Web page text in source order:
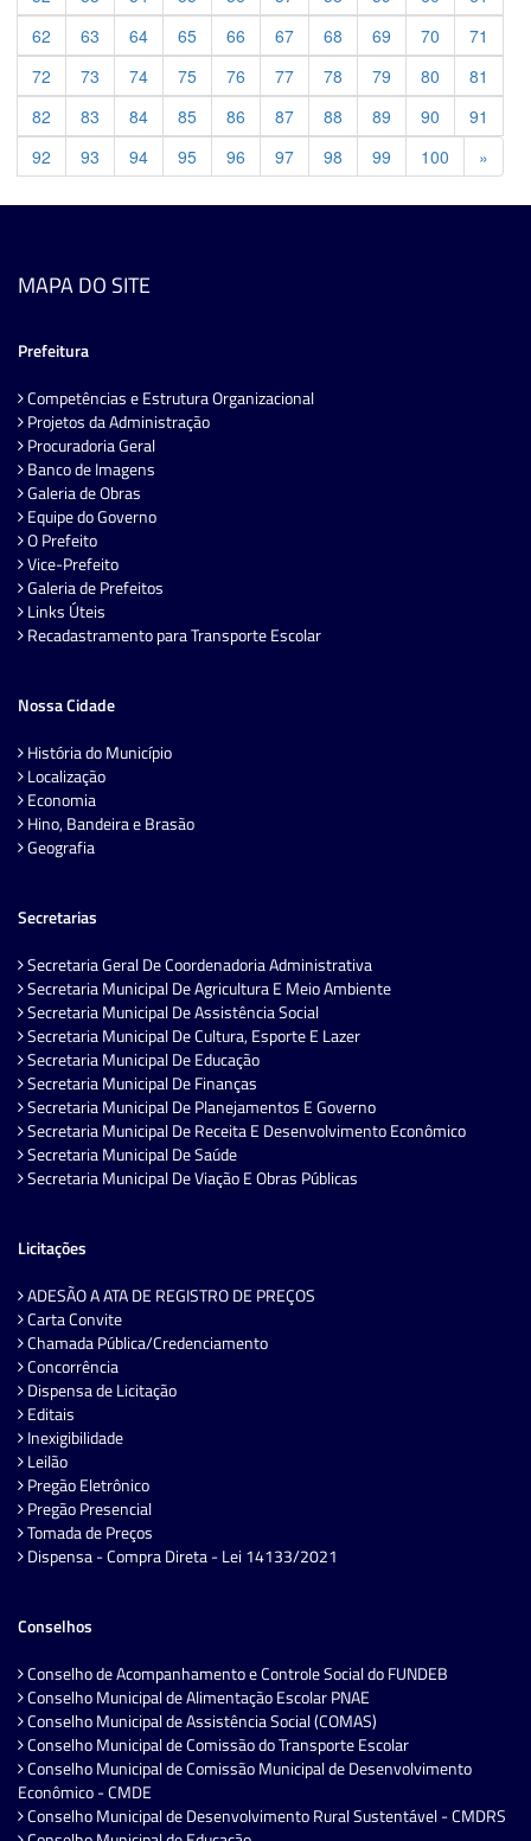
62
63 64 65 66 67 68 69 70
71
72
73 74 75 76 77 78 79 80
81
82
83 84 85 86 87 88 89 90
91
92
93 94 95 96 97 98 99 100 »
MAPA DO SITE
Prefeitura
Competências e Estrutura Organizacional
Projetos da Administração
Procuradoria Geral
Banco de Imagens
Galeria de Obras
Equipe do Governo
O Prefeito
Vice-Prefeito
Galeria de Prefeitos
Links Úteis
Recadastramento para Transporte Escolar
Nossa Cidade
História do Município
Localização
Economia
Hino, Bandeira e Brasão
Geografia
Secretarias
Secretaria Geral De Coordenadoria Administrativa
Secretaria Municipal De Agricultura E Meio Ambiente
Secretaria Municipal De Assistência Social
Secretaria Municipal De Cultura, Esporte E Lazer
Secretaria Municipal De Educação
Secretaria Municipal De Finanças
Secretaria Municipal De Planejamentos E Governo
Secretaria Municipal De Receita E Desenvolvimento Econômico
Secretaria Municipal De Saúde
Secretaria Municipal De Viação E Obras Públicas
Licitações
ADESÃO A ATA DE REGISTRO DE PREÇOS
Carta Convite
Chamada Pública/Credenciamento
Concorrência
Dispensa de Licitação
Editais
Inexigibilidade
Leilão
Pregão Eletrônico
Pregão Presencial
Tomada de Preços
Dispensa - Compra Direta - Lei 14133/2021
Conselhos
Conselho de Acompanhamento e Controle Social do FUNDEB
Conselho Municipal de Alimentação Escolar PNAE
Conselho Municipal de Assistência Social (COMAS)
Conselho Municipal de Comissão do Transporte Escolar
Conselho Municipal de Comissão Municipal de Desenvolvimento
Econômico - CMDE
Conselho Municipal de Desenvolvimento Rural Sustentável - CMDRS